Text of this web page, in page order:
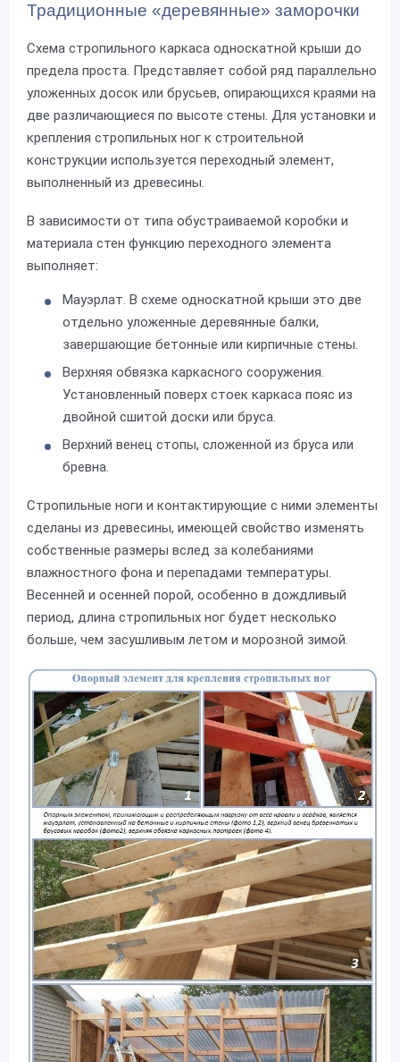
Традиционные «деревянные» заморочки
Схема стропильного каркаса односкатной крыши до
предела проста. Представляет собой ряд параллельно
уложенных досок или брусьев, опирающихся краями на
две различающиеся по высоте стены. Для установки и
крепления стропильных ног к строительной
конструкции используется переходный элемент,
выполненный из древесины.
В зависимости от типа обустраиваемой коробки и
материала стен функцию переходного элемента
выполняет:
Мауэрлат. В схеме односкатной крыши это две
отдельно уложенные деревянные балки,
завершающие бетонные или кирпичные стены.
Верхняя обвязка каркасного сооружения.
Установленный поверх стоек каркаса пояс из
двойной сшитой доски или бруса.
Верхний венец стопы, сложенной из бруса или
бревна.
Стропильные ноги и контактирующие с ними элементы
сделаны из древесины, имеющей свойство изменять
собственные размеры вслед за колебаниями
влажностного фона и перепадами температуры.
Весенней и осенней порой, особенно в дождливый
период, длина стропильных ног будет несколько
больше, чем засушливым летом и морозной зимой.